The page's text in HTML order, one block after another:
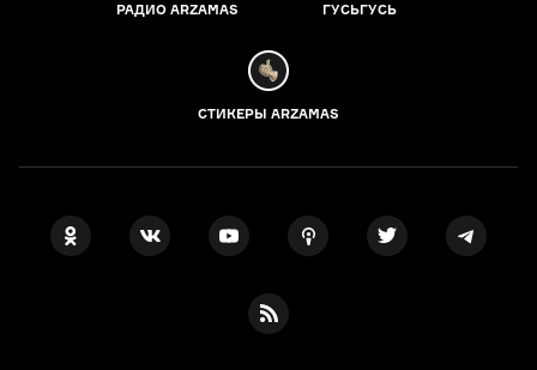
РАДИО ARZAMAS ГУСЬГУСЬ
СТИКЕРЫ ARZAMAS